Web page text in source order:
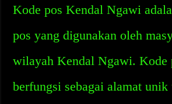
Kode pos Kendal Ngawi
pos yang digunakan oleh
wilayah Kendal Ngawi. Kode
berfungsi sebagai alamat